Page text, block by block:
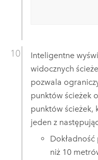
Inteligentne
widocznych
pozwala
punktów ścieżek
punktów ścieżek,
jeden z
niż 10